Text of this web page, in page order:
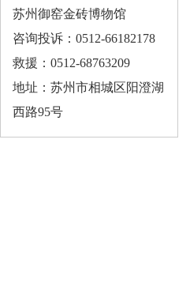
苏州御窑金砖博物馆
咨询投诉：0512-66182178
救援：0512-68763209
地址：苏州市相城区阳澄湖
西路95号